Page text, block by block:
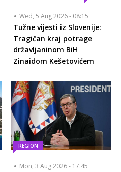
Wed, 5 Aug 2026 - 08:15
Tužne vijesti iz Slovenije:
Tragičan kraj potrage
državljaninom BiH
Zinaidom Kešetovićem
REGION
Mon, 3 Aug 2026 - 17:45